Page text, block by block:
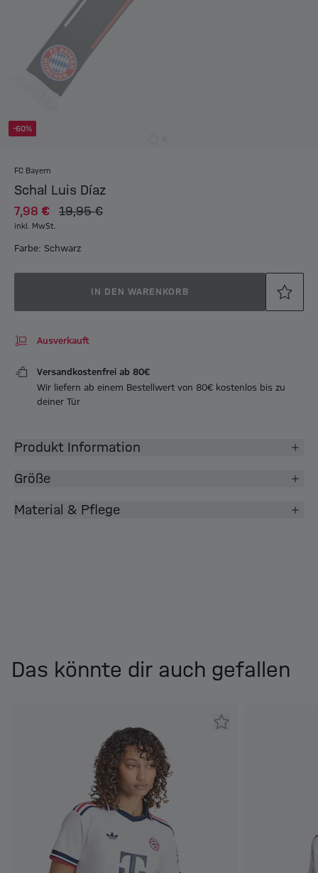
-60%
FC Bayern
Schal Luis Díaz
7,98 € 19,95 €
inkl. MwSt.
Farbe: Schwarz
IN DEN WARENKORB
Ausverkauft
Versandkostenfrei ab 80€
Wir liefern ab einem Bestellwert von 80€ kostenlos bis zu
deiner Tür
Produkt Information
Größe
Material & Pflege
Das könnte dir auch gefallen